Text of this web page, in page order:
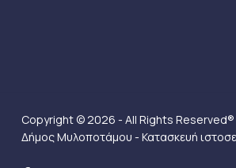
Copyright © 2026 - All Rights Reserved®
Δήμος Μυλοποτάμου - Κατασκευή